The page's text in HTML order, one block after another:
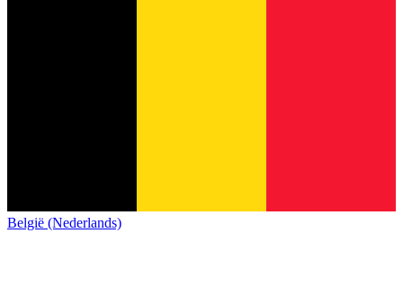
België (Nederlands)